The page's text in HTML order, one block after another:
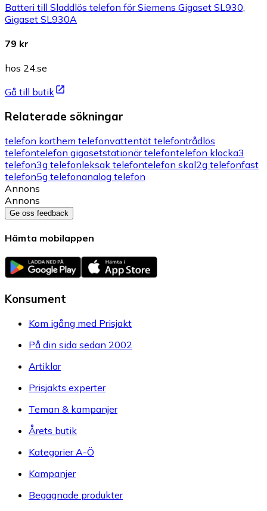
Batteri till Sladdlös telefon för Siemens Gigaset SL930,
Gigaset SL930A
79 kr
hos 24.se
Gå till butik
Relaterade sökningar
telefon korthem telefonvattentät telefontrådlös
telefontelefon gigasetstationär telefontelefon klocka3
telefon3g telefonleksak telefontelefon skal2g telefonfast
telefon5g telefonanalog telefon
Annons
Annons
Ge oss feedback
Hämta mobilappen
Konsument
Kom igång med Prisjakt
På din sida sedan 2002
Artiklar
Prisjakts experter
Teman & kampanjer
Årets butik
Kategorier A-Ö
Kampanjer
Begagnade produkter